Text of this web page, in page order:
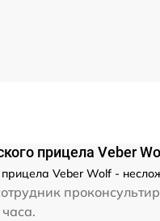
прицела Veber
Veber Wolf -